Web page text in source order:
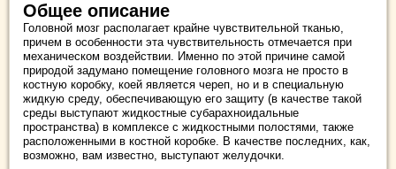
Общее описание
Головной мозг располагает крайне чувствительной тканью,
причем в особенности эта чувствительность отмечается при
механическом воздействии. Именно по этой причине самой
природой задумано помещение головного мозга не просто в
костную коробку, коей является череп, но и в специальную
жидкую среду, обеспечивающую его защиту (в качестве такой
среды выступают жидкостные субарахноидальные
пространства) в комплексе с жидкостными полостями, также
расположенными в костной коробке. В качестве последних, как,
возможно, вам известно, выступают желудочки.